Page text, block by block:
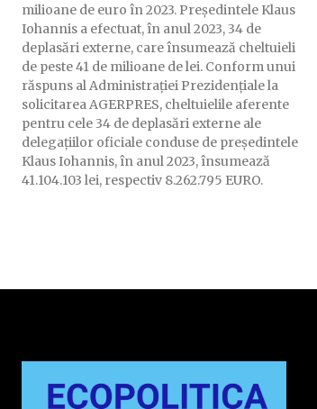
milioane de euro în 2023. Președintele Klaus
Iohannis a efectuat, în anul 2023, 34 de
deplasări externe, care însumează cheltuieli
de peste 41 de milioane de lei. Conform unui
răspuns al Administrației Prezidențiale la
solicitarea AGERPRES, cheltuielile aferente
pentru cele 34 de deplasări externe ale
delegațiilor oficiale conduse de președintele
Klaus Iohannis, în anul 2023, însumează
41.104.103 lei, respectiv 8.262.795 EURO.